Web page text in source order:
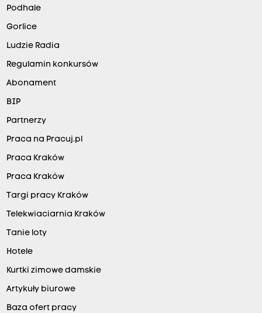
Podhale
Gorlice
Ludzie Radia
Regulamin konkursów
Abonament
BIP
Partnerzy
Praca na Pracuj.pl
Praca Kraków
Praca Kraków
Targi pracy Kraków
Telekwiaciarnia Kraków
Tanie loty
Hotele
Kurtki zimowe damskie
Artykuły biurowe
Baza ofert pracy